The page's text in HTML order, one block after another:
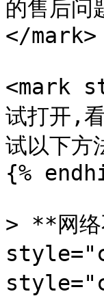
的售后问
</mark>
<mark
试打开,
试以下
{%
> **网络